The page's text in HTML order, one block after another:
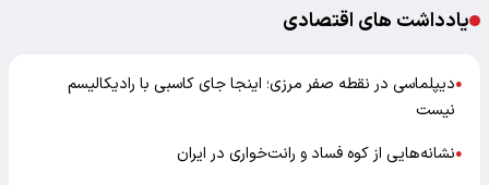
یادداشت های اقتصادی
●دیپلماسی در نقطه صفر مرزی؛ اینجا جای کاسبی با رادیکالیسم
نیست
●نشانه‌هایی از کوه فساد و رانت‌خواری در ایران